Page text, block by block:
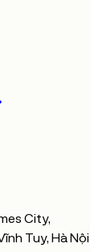
City,
Tuy, Hà Nội